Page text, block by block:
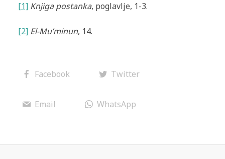
[1] Knjiga postanka, poglavlje, 1-3.
[2] El-Mu’minun, 14.
Facebook Twitter
Email WhatsApp